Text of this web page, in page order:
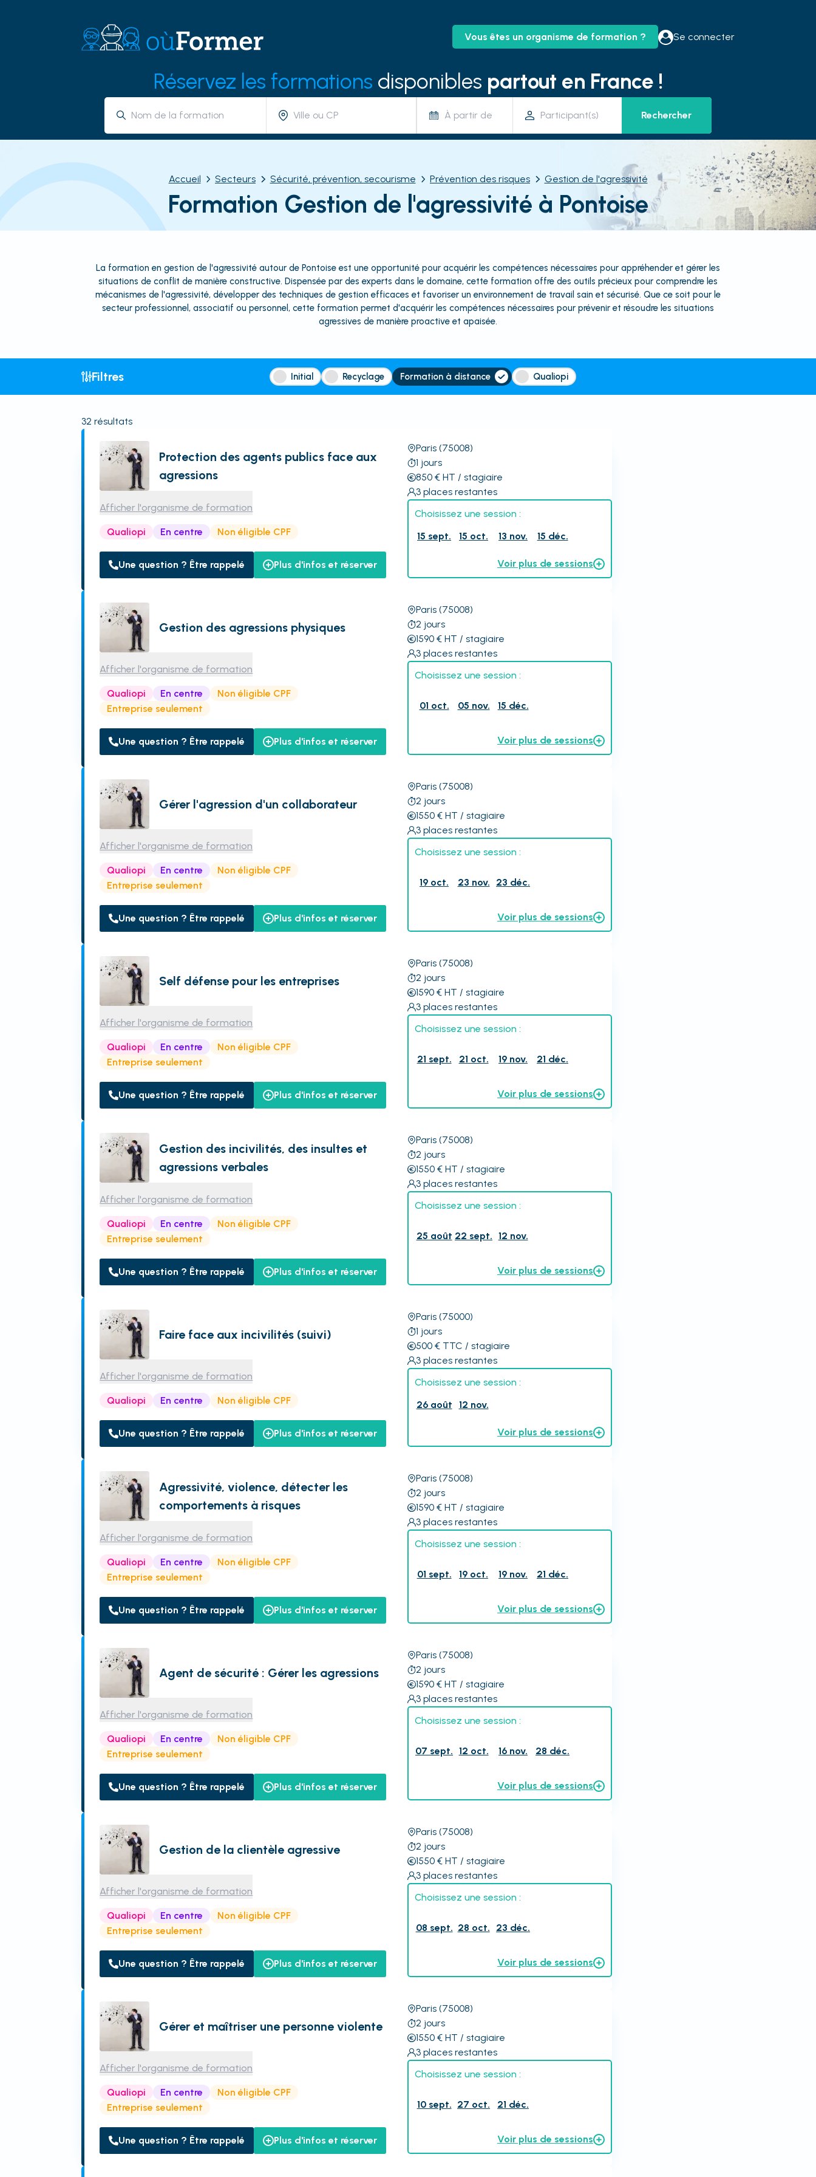
Vous êtes un organisme de formation ? Se connecter
Réservez les formations disponibles partout en France !
À partir de Rechercher
Accueil Secteurs Sécurité, prévention, secourisme Prévention des risques Gestion de l'agressivité
Formation Gestion de l'agressivité à Pontoise
La formation en gestion de l'agressivité autour de Pontoise est une opportunité pour acquérir les compétences nécessaires pour appréhender et gérer les
situations de conflit de manière constructive. Dispensée par des experts dans le domaine, cette formation offre des outils précieux pour comprendre les
mécanismes de l'agressivité, développer des techniques de gestion efficaces et favoriser un environnement de travail sain et sécurisé. Que ce soit pour le
secteur professionnel, associatif ou personnel, cette formation permet d'acquérir les compétences nécessaires pour prévenir et résoudre les situations
agressives de manière proactive et apaisée.
Filtres Initial Recyclage Formation à distance Qualiopi
32 résultats
Protection des agents publics face aux
agressions
Afficher l'organisme de formation
Qualiopi En centre Non éligible CPF
Une question ? Être rappelé Plus d'infos et réserver
Paris (75008)
1 jours
850€ HT / stagiaire
3 places restantes
Choisissez une session :
15 sept.
15 oct. 13 nov. 15 déc.
Voir plus de sessions
Gestion des agressions physiques
Afficher l'organisme de formation
Qualiopi En centre
Non éligible CPF
Entreprise seulement
Une question ? Être rappelé Plus d'infos et réserver
Paris (75008)
2 jours
1590€ HT / stagiaire
3 places restantes
Choisissez une session :
01 oct. 05 nov. 15 déc.
Voir plus de sessions
Gérer l'agression d'un collaborateur
Afficher l'organisme de formation
Qualiopi En centre
Non éligible CPF
Entreprise seulement
Une question ? Être rappelé Plus d'infos et réserver
Paris (75008)
2 jours
1550€ HT / stagiaire
3 places restantes
Choisissez une session :
19 oct. 23 nov. 23 déc.
Voir plus de sessions
Self défense pour les entreprises
Afficher l'organisme de formation
Qualiopi En centre
Non éligible CPF
Entreprise seulement
Une question ? Être rappelé Plus d'infos et réserver
Paris (75008)
2 jours
1590€ HT / stagiaire
3 places restantes
Choisissez une session :
21 sept. 21 oct. 19 nov. 21 déc.
Voir plus de sessions
Gestion des incivilités, des insultes et
agressions verbales
Afficher l'organisme de formation
Qualiopi En centre
Non éligible CPF
Entreprise seulement
Une question ? Être rappelé Plus d'infos et réserver
Paris (75008)
2 jours
1550€ HT / stagiaire
3 places restantes
Choisissez une session :
25 août 22 sept. 12 nov.
Voir plus de sessions
Faire face aux incivilités (suivi)
Afficher l'organisme de formation
Qualiopi En centre Non éligible CPF
Une question ? Être rappelé Plus d'infos et réserver
Paris (75000)
1 jours
500€ TTC / stagiaire
3 places restantes
Choisissez une session :
26 août
12 nov.
Voir plus de sessions
Agressivité, violence, détecter les
comportements à risques
Afficher l'organisme de formation
Qualiopi En centre
Non éligible CPF
Entreprise seulement
Une question ? Être rappelé Plus d'infos et réserver
Paris (75008)
2 jours
1590€ HT / stagiaire
3 places restantes
Choisissez une session :
01 sept. 19 oct. 19 nov. 21 déc.
Voir plus de sessions
Agent de sécurité : Gérer les agressions
Afficher l'organisme de formation
Qualiopi En centre
Non éligible CPF
Entreprise seulement
Une question ? Être rappelé Plus d'infos et réserver
Paris (75008)
2 jours
1590€ HT / stagiaire
3 places restantes
Choisissez une session :
07 sept. 12 oct. 16 nov. 28 déc.
Voir plus de sessions
Gestion de la clientèle agressive
Afficher l'organisme de formation
Qualiopi En centre
Non éligible CPF
Entreprise seulement
Une question ? Être rappelé Plus d'infos et réserver
Paris (75008)
2 jours
1550€ HT / stagiaire
3 places restantes
Choisissez une session :
08 sept. 28 oct. 23 déc.
Voir plus de sessions
Gérer et maîtriser une personne violente
Afficher l'organisme de formation
Qualiopi En centre
Non éligible CPF
Entreprise seulement
Une question ? Être rappelé Plus d'infos et réserver
Paris (75008)
2 jours
1550€ HT / stagiaire
3 places restantes
Choisissez une session :
10 sept. 27 oct. 21 déc.
Voir plus de sessions